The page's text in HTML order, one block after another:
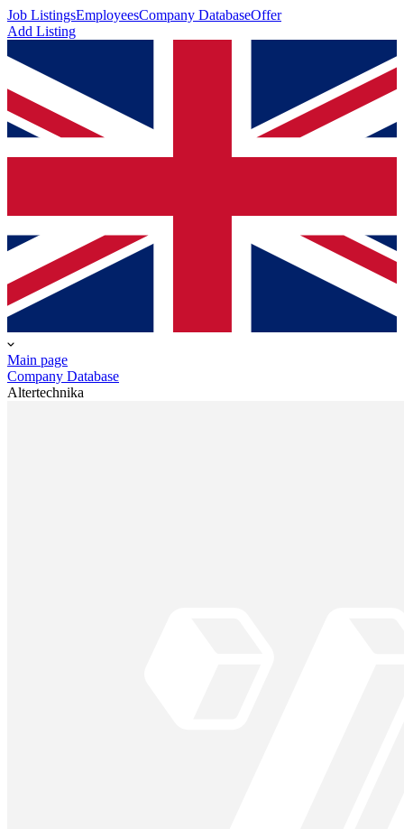
Job ListingsEmployeesCompany DatabaseOffer
Add Listing
Main page
Company Database
Altertechnika